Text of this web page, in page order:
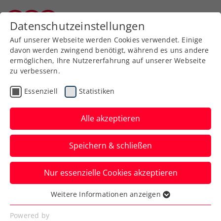
Zurück zur Newsübersicht
Rollstuhltennis
Burgenland Energie ÖTV-
Staatsmeisterschaften:
Langmann und
Zechmeister holen die
Rolli-Titel
Das zweite Mal in Serie fanden die
Rollstuhltennis-Titelkämpfe in
Datenschutzeinstellungen
Auf unserer Webseite werden Cookies verwendet. Einige
davon werden zwingend benötigt, während es uns andere
ermöglichen, Ihre Nutzererfahrung auf unserer Webseite
zu verbessern.
Essenziell Statistiken
Alle akzeptieren
Speichern & schließen
Nur essenzielle Cookies akzeptieren
Essenziell
Essenzielle Cookies werden für grundlegende
Weitere Informationen anzeigen
Powered by